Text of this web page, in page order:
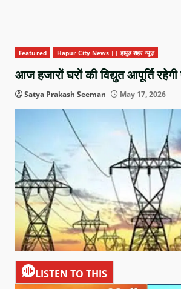
Featured Hapur City News || हापुड़ शहर न्यूज़
आज हजारों घरों की विद्युत आपूर्ति रहेगी
Satya Prakash Seeman May 17, 2026
LISTEN TO THIS